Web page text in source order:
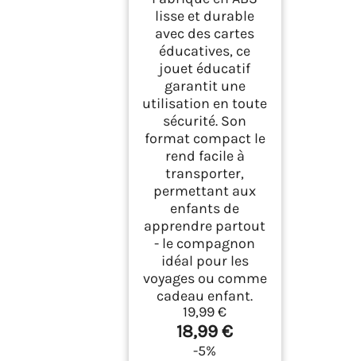
lisse et durable
avec des cartes
éducatives, ce
jouet éducatif
garantit une
utilisation en toute
sécurité. Son
format compact le
rend facile à
transporter,
permettant aux
enfants de
apprendre partout
- le compagnon
idéal pour les
voyages ou comme
cadeau enfant.
19,99 €
18,99 €
-5%